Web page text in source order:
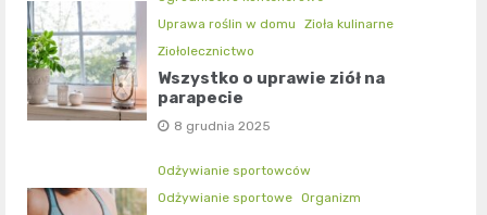
Uprawa roślin w domu
Zioła kulinarne
Ziołolecznictwo
Wszystko o uprawie ziół na
parapecie
8 grudnia 2025
Odżywianie sportowców
Odżywianie sportowe Organizm